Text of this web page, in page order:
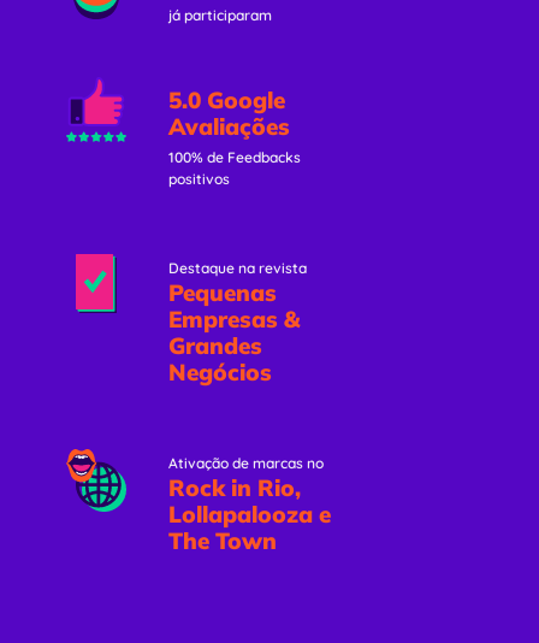
já participaram
5.0 Google
Avaliações
100% de Feedbacks
positivos
Destaque na revista
Pequenas
Empresas &
Grandes
Negócios
Ativação de marcas no
Rock in Rio,
Lollapalooza e
The Town